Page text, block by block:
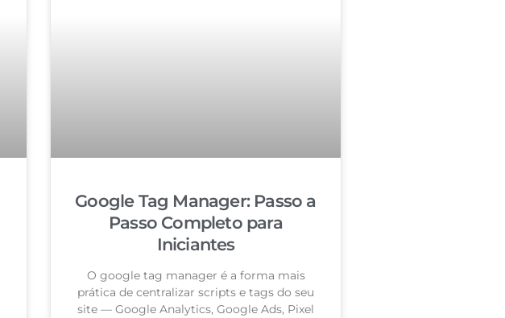
Google Tag Manager: Passo a
Passo Completo para
Iniciantes
O google tag manager é a forma mais
prática de centralizar scripts e tags do seu
site — Google Analytics, Google Ads, Pixel